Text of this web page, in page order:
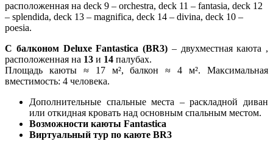
расположенная на deck 9 – orchestra, deck 11 – fantasia, deck 12
– splendida, deck 13 – magnifica, deck 14 – divina, deck 10 –
poesia.
С балконом Deluxe Fantastica (BR3) – двухместная каюта ,
расположенная на 13 и 14 палубах.
Площадь каюты ≈ 17 м², балкон ≈ 4 м². Максимальная
вместимость: 4 человека.
Дополнительные спальные места – раскладной диван
или откидная кровать над основным спальным местом.
Возможности каюты Fantastica
Виртуальный тур по каюте BR3